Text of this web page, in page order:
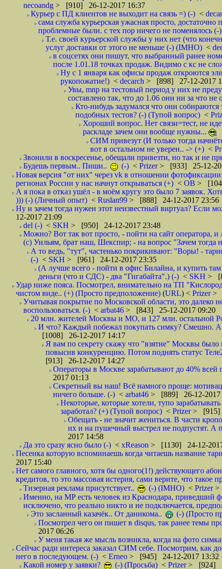
necoandg > [910] 26-12-2017 16:37
Курьер с ПД клиентов не выходит на связь =) (-) <
сама служба курьерская ужасная просто,
проблемные были. с тех пор ничего не поменялось (-)
Т.е. своей курьерской службы у них нет (что
услуг доставки от этого не меньше (-) (IMHO) <
в соцсетях они пишут, что выбранный ранее
после 1.01.18 точках продаж. Видимо с кс не
Ну с 1 января как офисы продаж откроются
рукопожатие!) < decarch > [898] 27-12-2017
Увы, mnp на тестовый период у них не
составлено так, что до 1.06 они ни за что не
Кто-нибудь задумался что они
подобных тестов? (-) (Тупой вопрос) <
Хороший вопрос. Нет связи=тест, не
раскладе зачем они вообще нужны...
СИМ привезут (И только тогда
вот в остальном не уверен.. -> (+) <
Звонили в воскресенье, обещали привезти, но так и не
Будешь первым.. Пиши..
(-) < Prizer> [933] 25-12-
Новая версия "от них" через vk в отношении
регионах России у нас начнут открываться (+) < ОВ >
А я пока в отказ ушёл - в моём кругу это было 7 заявок.
))) (-) (Личный опыт) < Ruslan99 > [888] 24-12-2017 23:56
Ну и зачем тогда нужен этот неизвестный виртуал? Если
12-2017 21:09
del (-) < SKH > [950] 24-12-2017 23:48
Можно? Вот так вот просто, - пойти на сайт оператора,
(с) Уильям, брат наш, Шекспир; - на вопрос "Зачем тогда
А то ведь, "тут", частенько покрикивают: "Воры! -
(-) < SKH > [961] 24-12-2017 23:35
(А лучше всего - пойти в офис Билайна, и купить
деньги (что и СДС) - два "Гигабайта".) (-) < SKH >
Удар ниже пояса. Посмотрел, внимательно на ТП
чистом виде.. (+) (Просто предположение) (URL) < Prizer>
Учитывая покрытие по Московской области, это далеко
воспользоваться. (-) < arbat46 > [843] 25-12-2017 09:20
20 млн. жителей Москвы и МО, и 127 млн. остальной
И что? Каждый побежал покупать симку? Смешно. А
[1008] 26-12-2017 14:17
Я вам по секрету скажу что "взятие" Москвы
повысив конкуренцию. Потом поднять статус
[913] 26-12-2017 14:27
Операторы в Москве зарабатывают до 40% всей
2017 01:13
Секретный вы наш! Всё намного проще:
ничего больше. (-) < arbat46 > [889] 26-12-2017
Некоторые, которые хотели, тупо
заработал? (+) (Тупой вопрос) < Prizer> [915]
Обещать - не значит жениться. В части
их и на пушечный выстрел не подпустят. А
2017 14:58
Да это сразу ясно было (-) < xReason > [1130] 24-12-
Песенка которую вспоминаешь когда читаешь название
2017 15:40
Нет самого главного, хотя бы одного(1!) действующего
кредитов, то это массовая истерия, сами верите, что такое
Тизерная реклама присутствует..
(-) (IMHO) < Prizer>
Именно, на МР есть человек из Краснодара, приведший
исключено, что реально никто и не подключается,
Это засланный казачёк.. От даникома..
(-) (Просто
Посмотрел чего он пишет в disqus, так ранее темы
2017 06:26
У меня такая же мысль возникла, когда на фото
Сейчас ради интереса заказал СИМ себе. Посмотрим, как
него в последующем. (-) < Erneo > [945] 24-12-2017 13:32
Какой номер у заявки?
(-) (Просьба) < Prizer> [924]